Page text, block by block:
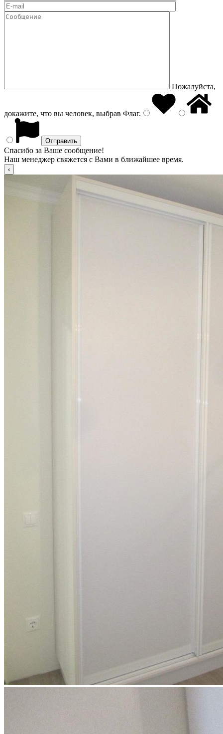
Пожалуйста,
докажите, что вы человек, выбрав Флаг.
Спасибо за Ваше сообщение!
Наш менеджер свяжется с Вами в ближайшее время.